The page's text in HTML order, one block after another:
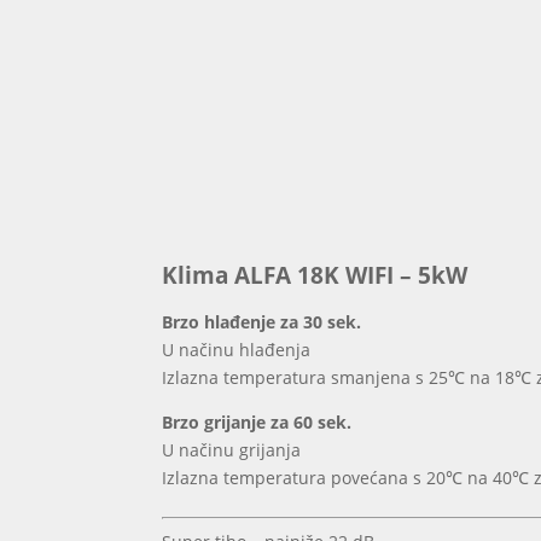
Klima ALFA 18K WIFI – 5kW
Brzo hlađenje za 30 sek.
U načinu hlađenja
Izlazna temperatura smanjena s 25℃ na 18℃
Brzo grijanje za 60 sek.
U načinu grijanja
Izlazna temperatura povećana s 20℃ na 40℃